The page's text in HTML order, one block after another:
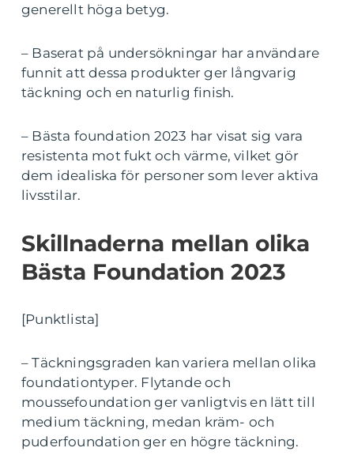
generellt höga betyg.
– Baserat på undersökningar har användare
funnit att dessa produkter ger långvarig
täckning och en naturlig finish.
– Bästa foundation 2023 har visat sig vara
resistenta mot fukt och värme, vilket gör
dem idealiska för personer som lever aktiva
livsstilar.
Skillnaderna mellan olika
Bästa Foundation 2023
[Punktlista]
– Täckningsgraden kan variera mellan olika
foundationtyper. Flytande och
moussefoundation ger vanligtvis en lätt till
medium täckning, medan kräm- och
puderfoundation ger en högre täckning.